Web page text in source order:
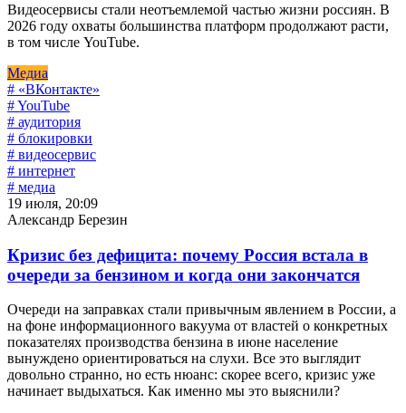
Видеосервисы стали неотъемлемой частью жизни россиян. В
2026 году охваты большинства платформ продолжают расти,
в том числе YouTube.
Медиа
# «ВКонтакте»
# YouTube
# аудитория
# блокировки
# видеосервис
# интернет
# медиа
19 июля, 20:09
Александр Березин
Кризис без дефицита: почему Россия встала в
очереди за бензином и когда они закончатся
Очереди на заправках стали привычным явлением в России, а
на фоне информационного вакуума от властей о конкретных
показателях производства бензина в июне население
вынуждено ориентироваться на слухи. Все это выглядит
довольно странно, но есть нюанс: скорее всего, кризис уже
начинает выдыхаться. Как именно мы это выяснили?